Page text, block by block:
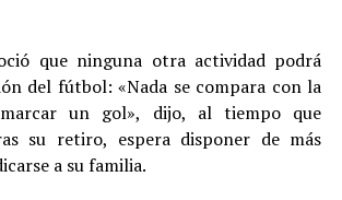
que ninguna otra actividad podrá
del fútbol: «Nada se compara con la
un gol», dijo, al tiempo que
su retiro, espera disponer de más
a su familia.